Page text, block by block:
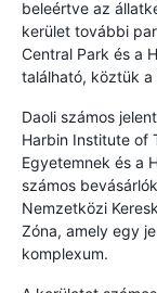
beleértve az
kerület további
Central Park és a
található, köztük
Daoli számos
Harbin Institute of
Egyetemnek és a
számos
Nemzetközi
Zóna, amely egy
komplexum.